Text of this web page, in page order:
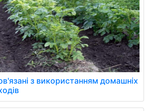
з використанням домашніх